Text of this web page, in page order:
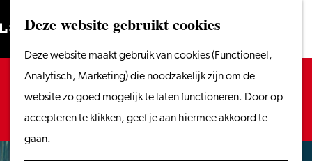
Deze website gebruikt cookies
Deze website maakt gebruik van cookies (Functioneel,
Analytisch, Marketing) die noodzakelijk zijn om de
website zo goed mogelijk te laten functioneren. Door op
accepteren te klikken, geef je aan hiermee akkoord te
gaan.
Ga
naar
homepage
Menu
ZoekenVanaf het water
wandelen
Winkelen
Eten & drinken
Met kinderen
Zoeken
Sorry, deze activiteit is niet meer beschikbaar.
Bekijk hetactuele aanbodvoor de beschikbare
opties.